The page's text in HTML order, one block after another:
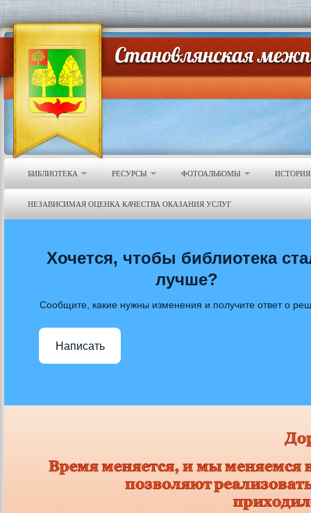
БИБЛИОТЕКА РЕСУРСЫ ФОТОАЛЬБОМЫ
НЕЗАВИСИМАЯ ОЦЕНКА КАЧЕСТВА ОКАЗАНИЯ УСЛУГ
Хочется, чтобы библиотека
лучше?
Сообщите, какие нужны изменения и получите ответ о
Написать